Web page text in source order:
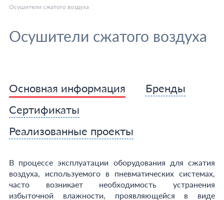
Осушители сжатого воздуха
Осушители сжатого воздуха
Основная информация
Бренды
Сертификаты
Реализованные проекты
В процессе эксплуатации оборудования для сжатия
воздуха, используемого в пневматических системах,
часто возникает необходимость устранения
избыточной влажности, проявляющейся в виде